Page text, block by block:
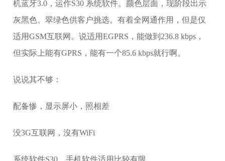
机蓝牙3.0，运作S30 系统软件。颜色层面，现阶段出示
灰黑色、翠绿色供客户挑选。有着全网通作用，但是仅
适用GSM互联网。说适用EGPRS，能做到236.8 kbps，
但实际上能有GPRS，能有一个85.6 kbps就行啊。
说说其不够：
配备惨，显示屏小，照相差
没3G互联网，沒有WiFi
系统软件S30，手机软件适用比较有限